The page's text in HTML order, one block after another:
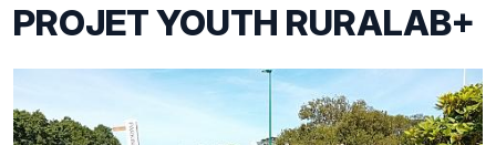
PROJET YOUTH RURALAB+